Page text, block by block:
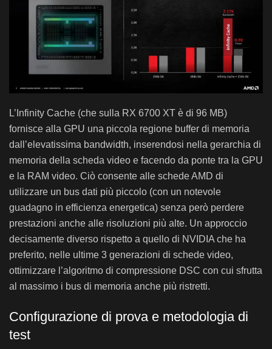
L’Infinity Cache (che sulla RX 6700 XT è di 96 MB)
fornisce alla GPU una piccola regione buffer di memoria
dall’elevatissima bandwidth, inserendosi nella gerarchia di
memoria della scheda video e facendo da ponte tra la GPU
e la RAM video. Ciò consente alle schede AMD di
utilizzare un bus dati più piccolo (con un notevole
guadagno in efficienza energetica) senza però perdere
prestazioni anche alle risoluzioni più alte. Un approccio
decisamente diverso rispetto a quello di NVIDIA che ha
preferito, nelle ultime 3 generazioni di schede video,
ottimizzare l’algoritmo di compressione DSC con cui sfrutta
al massimo i bus di memoria anche più ristretti.
Configurazione di prova e metodologia di
test